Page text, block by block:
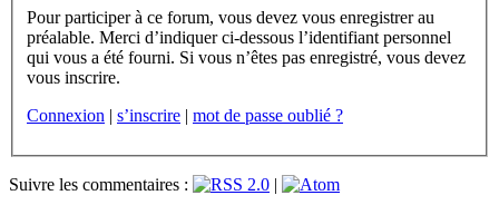
Pour participer à ce forum, vous devez vous enregistrer au
préalable. Merci d’indiquer ci-dessous l’identifiant personnel
qui vous a été fourni. Si vous n’êtes pas enregistré, vous devez
vous inscrire.
Connexion | s’inscrire | mot de passe oublié ?
Suivre les commentaires : |